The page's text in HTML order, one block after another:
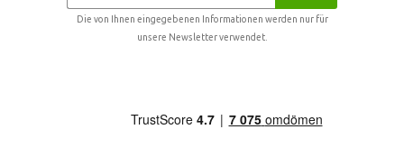
Die von Ihnen eingegebenen Informationen werden nur für
unsere Newsletter verwendet.